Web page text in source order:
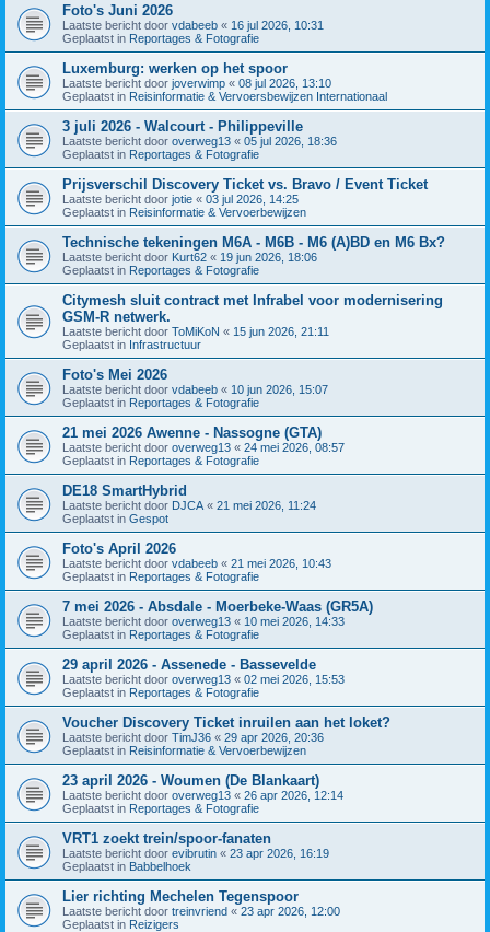
Foto's Juni 2026
Laatste bericht door vdabeeb « 16 jul 2026, 10:31
Geplaatst in Reportages & Fotografie
Luxemburg: werken op het spoor
Laatste bericht door joverwimp « 08 jul 2026, 13:10
Geplaatst in Reisinformatie & Vervoersbewijzen Internationaal
3 juli 2026 - Walcourt - Philippeville
Laatste bericht door overweg13 « 05 jul 2026, 18:36
Geplaatst in Reportages & Fotografie
Prijsverschil Discovery Ticket vs. Bravo / Event Ticket
Laatste bericht door jotie « 03 jul 2026, 14:25
Geplaatst in Reisinformatie & Vervoerbewijzen
Technische tekeningen M6A - M6B - M6 (A)BD en M6 Bx?
Laatste bericht door Kurt62 « 19 jun 2026, 18:06
Geplaatst in Reportages & Fotografie
Citymesh sluit contract met Infrabel voor modernisering
GSM-R netwerk.
Laatste bericht door ToMiKoN « 15 jun 2026, 21:11
Geplaatst in Infrastructuur
Foto's Mei 2026
Laatste bericht door vdabeeb « 10 jun 2026, 15:07
Geplaatst in Reportages & Fotografie
21 mei 2026 Awenne - Nassogne (GTA)
Laatste bericht door overweg13 « 24 mei 2026, 08:57
Geplaatst in Reportages & Fotografie
DE18 SmartHybrid
Laatste bericht door DJCA « 21 mei 2026, 11:24
Geplaatst in Gespot
Foto's April 2026
Laatste bericht door vdabeeb « 21 mei 2026, 10:43
Geplaatst in Reportages & Fotografie
7 mei 2026 - Absdale - Moerbeke-Waas (GR5A)
Laatste bericht door overweg13 « 10 mei 2026, 14:33
Geplaatst in Reportages & Fotografie
29 april 2026 - Assenede - Bassevelde
Laatste bericht door overweg13 « 02 mei 2026, 15:53
Geplaatst in Reportages & Fotografie
Voucher Discovery Ticket inruilen aan het loket?
Laatste bericht door TimJ36 « 29 apr 2026, 20:36
Geplaatst in Reisinformatie & Vervoerbewijzen
23 april 2026 - Woumen (De Blankaart)
Laatste bericht door overweg13 « 26 apr 2026, 12:14
Geplaatst in Reportages & Fotografie
VRT1 zoekt trein/spoor-fanaten
Laatste bericht door evibrutin « 23 apr 2026, 16:19
Geplaatst in Babbelhoek
Lier richting Mechelen Tegenspoor
Laatste bericht door treinvriend « 23 apr 2026, 12:00
Geplaatst in Reizigers